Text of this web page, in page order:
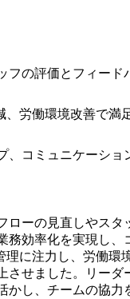
フの評価とフィード
、労働環境改善で満
、コミュニケーショ
ローの見直しやスタ
務効率化を実現し、
理に注力し、労働環
させました。リーダ
かし、チームの協力